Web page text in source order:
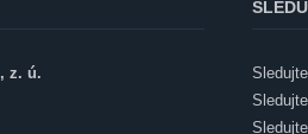
z. ú.